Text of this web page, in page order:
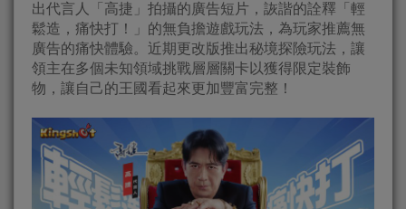
出代言人「高捷」拍攝的廣告短片，詼諧的詮釋「輕
鬆造，痛快打！」的無負擔遊戲玩法，為玩家推薦無
廣告的痛快體驗。近期更改版推出秘境探險玩法，讓
領主在多個未知領域挑戰層層關卡以獲得限定裝飾
物，讓自己的王國看起來更加豐富完整！